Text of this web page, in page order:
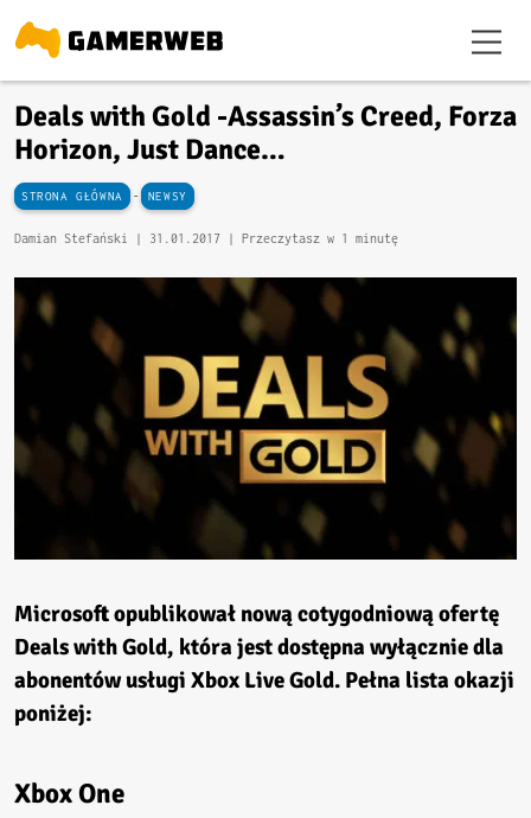
Deals with Gold -Assassin’s Creed, Forza
Horizon, Just Dance…
STRONA GŁÓWNA - NEWSY
Damian Stefański | 31.01.2017 | Przeczytasz w 1 minutę
Microsoft opublikował nową cotygodniową ofertę
Deals with Gold, która jest dostępna wyłącznie dla
abonentów usługi Xbox Live Gold. Pełna lista okazji
poniżej:
Xbox One